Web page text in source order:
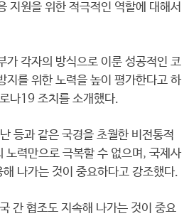
지원을 위한 적극적인 역할에 대해서
가 각자의 방식으로 이룬 성공적인 코
지를 위한 노력을 높이 평가한다고 하
나19 조치를 소개했다.
등과 같은 국경을 초월한 비전통적
노력만으로 극복할 수 없으며, 국제사
나가는 것이 중요하다고 강조했다.
간 협조도 지속해 나가는 것이 중요